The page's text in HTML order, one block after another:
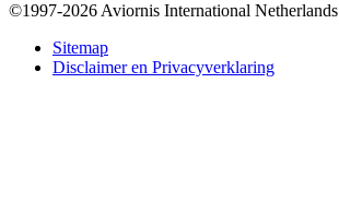
Bottom
©1997-2026 Aviornis International Netherlands
Sitemap
Disclaimer en Privacyverklaring